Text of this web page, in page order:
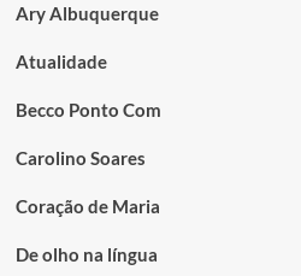
Ary Albuquerque
Atualidade
Becco Ponto Com
Carolino Soares
Coração de Maria
De olho na língua